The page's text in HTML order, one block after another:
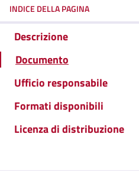
INDICE DELLA PAGINA
Descrizione
Documento
Ufficio responsabile
Formati disponibili
Licenza di distribuzione